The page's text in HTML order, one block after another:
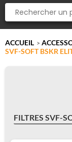
ACCUEIL >
SVF-SOFT BSKR
FILTRES SVF-